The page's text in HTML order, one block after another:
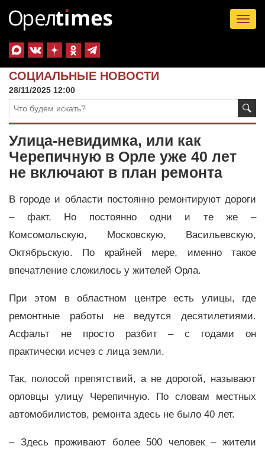
СОЦИАЛЬНЫЕ НОВОСТИ
28/11/2025 12:00
Улица-невидимка, или как
Черепичную в Орле уже 40 лет
не включают в план ремонта
В городе и области постоянно ремонтируют дороги
– факт. Но постоянно одни и те же –
Комсомольскую, Московскую, Васильевскую,
Октябрьскую. По крайней мере, именно такое
впечатление сложилось у жителей Орла.
При этом в областном центре есть улицы, где
ремонтные работы не ведутся десятилетиями.
Асфальт не просто разбит – с годами он
практически исчез с лица земли.
Так, полосой препятствий, а не дорогой, называют
орловцы улицу Черепичную. По словам местных
автомобилистов, ремонта здесь не было 40 лет.
– Здесь проживают более 500 человек – жители